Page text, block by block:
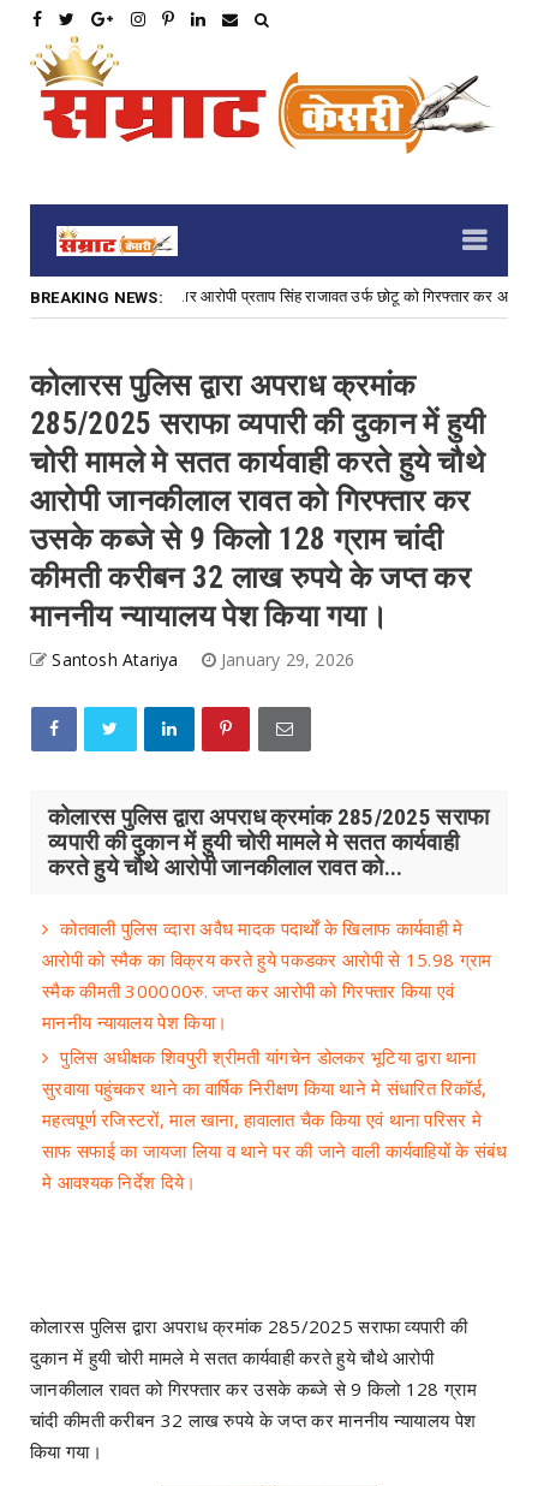
BREAKING NEWS:
के 3,000 रु. के इनामी फरार आरोपी प्रताप सिंह राजावत उर्फ छोटू को गिरफ्तार कर अपराध
कोलारस पुलिस द्वारा अपराध क्रमांक
285/2025 सराफा व्यपारी की दुकान में हुयी
चोरी मामले मे सतत कार्यवाही करते हुये चौथे
आरोपी जानकीलाल रावत को गिरफ्तार कर
उसके कब्जे से 9 किलो 128 ग्राम चांदी
कीमती करीबन 32 लाख रुपये के जप्त कर
माननीय न्यायालय पेश किया गया।
Santosh Atariya January 29, 2026
कोलारस पुलिस द्वारा अपराध क्रमांक 285/2025 सराफा
व्यपारी की दुकान में हुयी चोरी मामले मे सतत कार्यवाही
करते हुये चौथे आरोपी जानकीलाल रावत को...
कोतवाली पुलिस व्दारा अवैध मादक पदार्थों के खिलाफ कार्यवाही मे
आरोपी को स्मैक का विक्रय करते हुये पकडकर आरोपी से 15.98 ग्राम
स्मैक कीमती 300000रु. जप्त कर आरोपी को गिरफ्तार किया एवं
माननीय न्यायालय पेश किया।
पुलिस अधीक्षक शिवपुरी श्रीमती यांगचेन डोलकर भूटिया द्वारा थाना
सुरवाया पहुंचकर थाने का वार्षिक निरीक्षण किया थाने मे संधारित रिकॉर्ड,
महत्वपूर्ण रजिस्टरों, माल खाना, हावालात चैक किया एवं थाना परिसर मे
साफ सफाई का जायजा लिया व थाने पर की जाने वाली कार्यवाहियों के संबंध
मे आवश्यक निर्देश दिये।
कोलारस पुलिस द्वारा अपराध क्रमांक 285/2025 सराफा व्यपारी की
दुकान में हुयी चोरी मामले मे सतत कार्यवाही करते हुये चौथे आरोपी
जानकीलाल रावत को गिरफ्तार कर उसके कब्जे से 9 किलो 128 ग्राम
चांदी कीमती करीबन 32 लाख रुपये के जप्त कर माननीय न्यायालय पेश
किया गया।